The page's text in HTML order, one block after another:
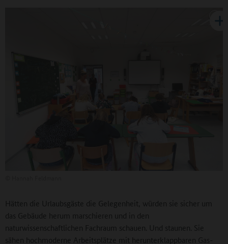
Hätten die Urlaubsgäste die Gelegenheit, würden sie sicher um
das Gebäude herum marschieren und in den
naturwissenschaftlichen Fachraum schauen. Und staunen. Sie
sähen hochmoderne Arbeitsplätze mit herunterklappbaren Gas-